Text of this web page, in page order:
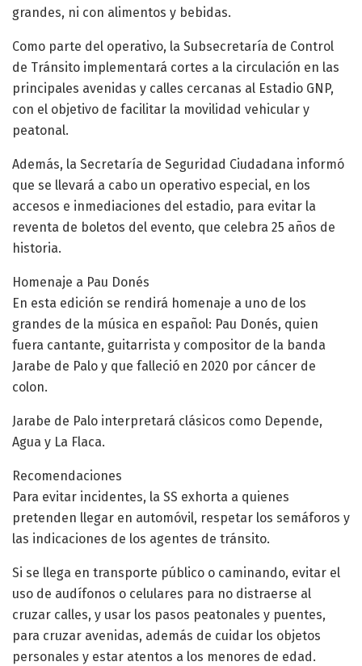
grandes, ni con alimentos y bebidas.
Como parte del operativo, la Subsecretaría de Control
de Tránsito implementará cortes a la circulación en las
principales avenidas y calles cercanas al Estadio GNP,
con el objetivo de facilitar la movilidad vehicular y
peatonal.
Además, la Secretaría de Seguridad Ciudadana informó
que se llevará a cabo un operativo especial, en los
accesos e inmediaciones del estadio, para evitar la
reventa de boletos del evento, que celebra 25 años de
historia.
Homenaje a Pau Donés
En esta edición se rendirá homenaje a uno de los
grandes de la música en español: Pau Donés, quien
fuera cantante, guitarrista y compositor de la banda
Jarabe de Palo y que falleció en 2020 por cáncer de
colon.
Jarabe de Palo interpretará clásicos como Depende,
Agua y La Flaca.
Recomendaciones
Para evitar incidentes, la SS exhorta a quienes
pretenden llegar en automóvil, respetar los semáforos y
las indicaciones de los agentes de tránsito.
Si se llega en transporte público o caminando, evitar el
uso de audífonos o celulares para no distraerse al
cruzar calles, y usar los pasos peatonales y puentes,
para cruzar avenidas, además de cuidar los objetos
personales y estar atentos a los menores de edad.